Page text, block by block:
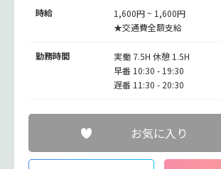
時給
1,600円 ~ 1,600円
★交通費全額支給
勤務時間
実働 7.5H 休憩 1.5H
早番 10:30 - 19:30
遅番 11:30 - 20:30
お気に入り